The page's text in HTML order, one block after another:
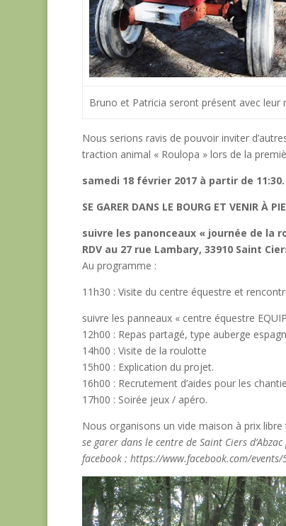
Bruno et Patricia seront présent avec
Nous serions ravis de pouvoir inviter
traction animal « Roulopa » lors de la
samedi 18 février 2017 à partir de 11:30.
SE GARER DANS LE BOURG ET VENIR À
suivre les panonceaux « journée de la
RDV au 27 rue Lambary, 33910 Saint
Au programme :
11h30 : Visite du centre équestre et
suivre les panneaux « centre équestre
12h00 : Repas partagé, type auberge
14h00 : Visite de la roulotte
15h00 : Explication du projet.
16h00 : Recrutement d’aides pour les
17h00 : Soirée jeux / apéro.
Nous organisons un vide maison à prix
se garer dans le centre de Saint Ciers
facebook : https://www.facebook.com/